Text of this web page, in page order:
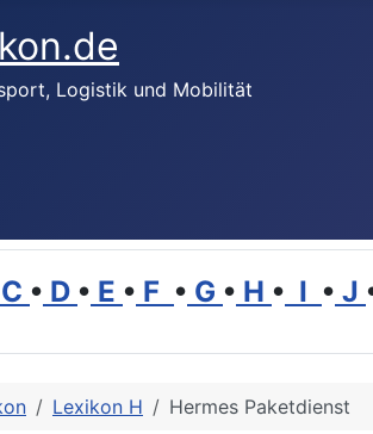
Logistik und Mobilität
C • D • E • F • G • H • I • J
Lexikon H Hermes Paketdienst